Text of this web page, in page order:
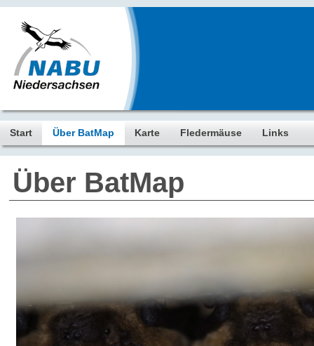
Start Über BatMap Karte Fledermäuse Links
Über BatMap